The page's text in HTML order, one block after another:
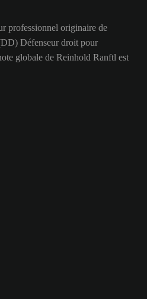
professionnel originaire de
Défenseur droit pour
globale de Reinhold Ranftl est